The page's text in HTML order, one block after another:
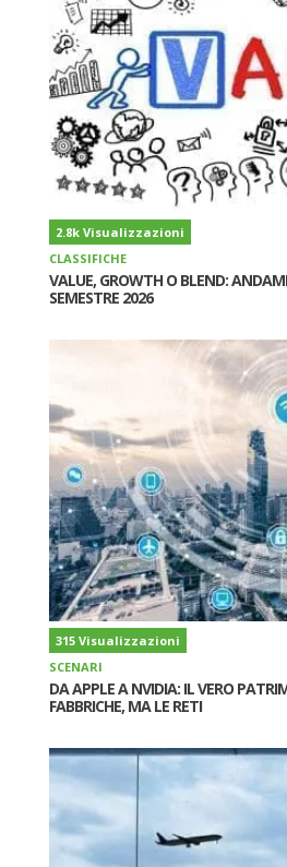
2.8k Visualizzazioni
CLASSIFICHE
VALUE, GROWTH O BLEND:
SEMESTRE 2026
315 Visualizzazioni
SCENARI
DA APPLE A NVIDIA: IL VERO
FABBRICHE, MA LE RETI